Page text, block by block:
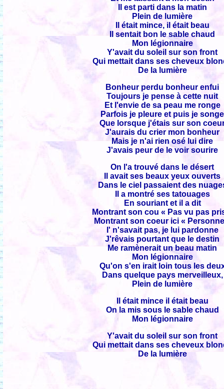
Il est parti dans la matin
Plein de lumière
Il était mince, il était beau
Il sentait bon le sable chaud
Mon légionnaire
Y'avait du soleil sur son front
Qui mettait dans ses cheveux
De la lumière
Bonheur perdu bonheur enfui
Toujours je pense à cette nuit
Et l'envie de sa peau me ronge
Parfois je pleure et puis je songe
Que lorsque j'étais sur son
J'aurais du crier mon bonheur
Mais je n'ai rien osé lui dire
J'avais peur de le voir sourire
On l'a trouvé dans le désert
Il avait ses beaux yeux ouverts
Dans le ciel passaient des
Il a montré ses tatouages
En souriant et il a dit
Montrant son cou « Pas vu pas
Montrant son coeur ici «
I' n'savait pas, je lui pardonne
J'rêvais pourtant que le destin
Me ramènerait un beau matin
Mon légionnaire
Qu'on s'en irait loin tous les
Dans quelque pays merveilleux,
Plein de lumière
Il était mince il était beau
On la mis sous le sable chaud
Mon légionnaire
Y'avait du soleil sur son front
Qui mettait dans ses cheveux
De la lumière